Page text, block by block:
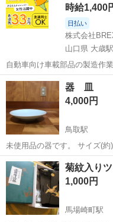
時給1,400
日払い
株式会社
山口県 大歳駅
自動車向け車載部品の製造作
中！友達同士での応募OK！備
社負担！生活支援物資事前対
♪《山口県山口市》 人気の工...
山口 山口市 大歳駅
器 皿
4,000円
鳥取駅
未使用品の器です。 サイズ(約) 幅:24.5cm 奥行き:24.5cm 高さ:5cm 受
け渡しは、取りに来ていただく形になりま
別途送料の実費をご負担いた
鳥取 鳥取市 鳥取駅
菊紋入り
1,000円
馬場崎町駅